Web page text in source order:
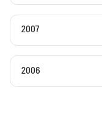
2007
2006